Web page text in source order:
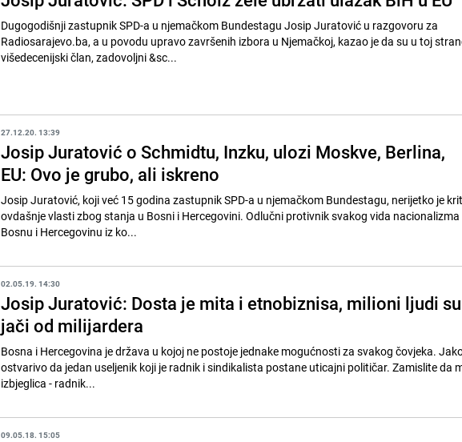
Dugogodišnji zastupnik SPD-a u njemačkom Bundestagu Josip Juratović u razgovoru za
Radiosarajevo.ba, a u povodu upravo završenih izbora u Njemačkoj, kazao je da su u toj
višedecenijski član, zadovoljni &sc...
27.12.20. 13:39
Josip Juratović o Schmidtu, Inzku, ulozi Moskve, Berlina,
EU: Ovo je grubo, ali iskreno
Josip Juratović, koji već 15 godina zastupnik SPD-a u njemačkom Bundestagu, nerijetko je
ovdašnje vlasti zbog stanja u Bosni i Hercegovini. Odlučni protivnik svakog vida nacionalizma
Bosnu i Hercegovinu iz ko...
02.05.19. 14:30
Josip Juratović: Dosta je mita i etnobiznisa, milioni ljudi su
jači od milijardera
Bosna i Hercegovina je država u kojoj ne postoje jednake mogućnosti za svakog čovjeka.
ostvarivo da jedan useljenik koji je radnik i sindikalista postane uticajni političar. Zamislite da
izbjeglica - radnik...
09.05.18. 15:05